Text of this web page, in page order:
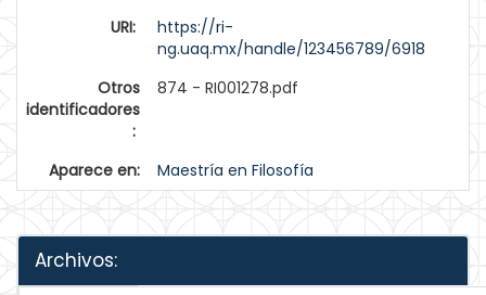
URI:
https://ri-
ng.uaq.mx/handle/123456789/6918
Otros
identificadores
:
874 - RI001278.pdf
Aparece en: Maestría en Filosofía
Archivos: